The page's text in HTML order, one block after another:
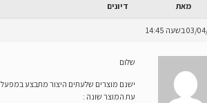
מאת דיונים
בשעה 14:45
שלום
ישנם מוצרים שלעתים היצור מתבצע
עת המוצר שונה :